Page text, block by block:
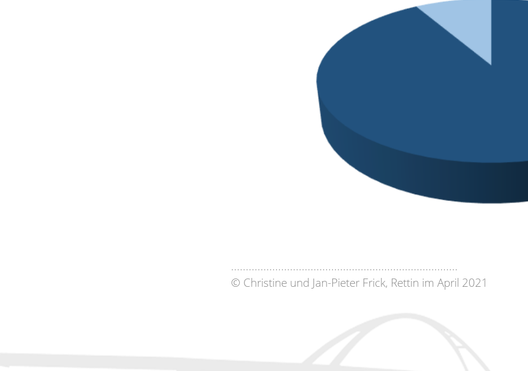
.............................................................................
© Christine und Jan-Pieter Frick, Rettin im April 2021